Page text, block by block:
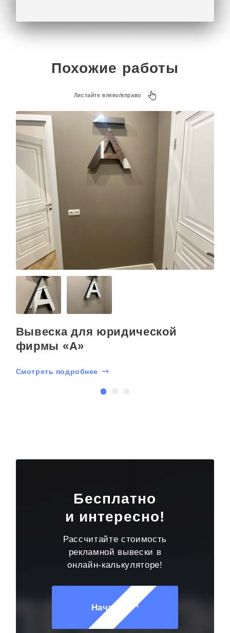
задайте любой вопрос на почту
kp@rpkluxexpo.ru.
Похожие работы
Листайте влево/вправо
Вывеска для юридической
фирмы «А»
Смотреть подробнее
Бесплатно
и интересно!
Рассчитайте стоимость
рекламной вывески в
онлайн-калькуляторе!
Начать